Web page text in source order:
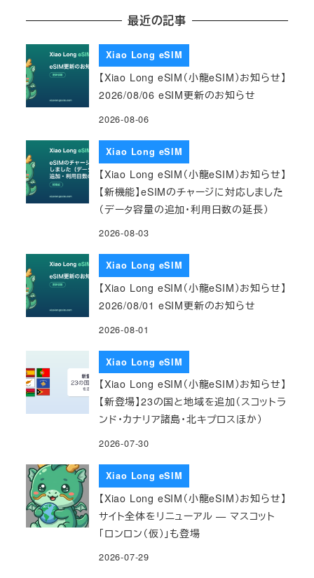
最近の記事
Xiao Long eSIM
【Xiao Long eSIM（小龍eSIM）お知らせ】
2026/08/06 eSIM更新のお知らせ
2026-08-06
Xiao Long eSIM
【Xiao Long eSIM（小龍eSIM）お知らせ】
【新機能】eSIMのチャージに対応しました
（データ容量の追加・利用日数の延長）
2026-08-03
Xiao Long eSIM
【Xiao Long eSIM（小龍eSIM）お知らせ】
2026/08/01 eSIM更新のお知らせ
2026-08-01
Xiao Long eSIM
【Xiao Long eSIM（小龍eSIM）お知らせ】
【新登場】23の国と地域を追加（スコットラ
ンド・カナリア諸島・北キプロスほか）
2026-07-30
Xiao Long eSIM
【Xiao Long eSIM（小龍eSIM）お知らせ】
サイト全体をリニューアル — マスコット
「ロンロン（仮）」も登場
2026-07-29